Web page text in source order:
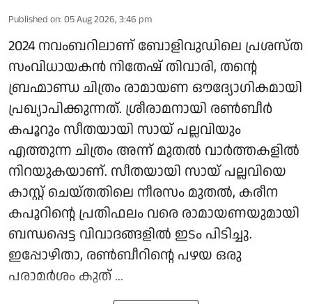
Published on: 05 Aug 2026, 3:46 pm
2024 നവംബറിലാണ് ബോളിവുഡിലെ പ്രശസ്ത
സംവിധായകൻ നിതേഷ് തിവാരി, തന്റെ
ബ്രഹ്മാണ്ഡ ചിത്രം രാമായണ ഔദ്യോഗികമായി
പ്രഖ്യാപിക്കുന്നത്. ശ്രീരാമനായി രൺബീർ
കപൂറും സീതയായി സായ് പല്ലവിയും
എത്തുന്ന ചിത്രം അന്ന് മുതൽ വാർത്തകളിൽ
നിറയുകയാണ്. സീതയായി സായ് പല്ലവിയെ
കാസ്റ്റ് ചെയ്തതിലെ നീരസം മുതൽ, കരീന
കപൂറിന്റെ പ്രതിഫലം വരെ രാമായണയുമായി
ബന്ധപ്പെട്ട വിവാദങ്ങളിൽ ഇടം പിടിച്ചു.
ഇപ്പോഴിതാ, രൺബീറിന്റെ പഴയ ഒരു
പരാമർശം കുത് ...